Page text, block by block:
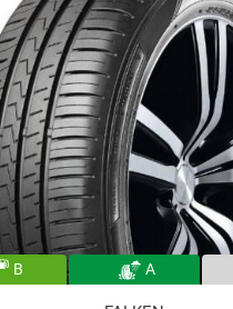
B A